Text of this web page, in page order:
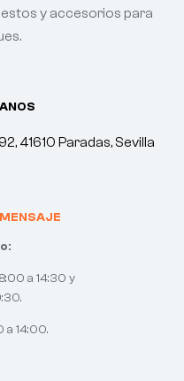
41610 Paradas, Sevilla
a 14:30 y
a 14:00.
y accesorios para